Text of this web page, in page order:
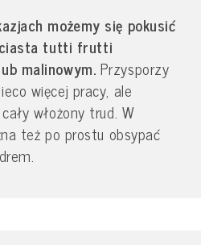
możemy się pokusić
ciasta tutti frutti
malinowym.Przysporzy
więcej pracy, ale
włożony trud. W
też po prostu obsypać